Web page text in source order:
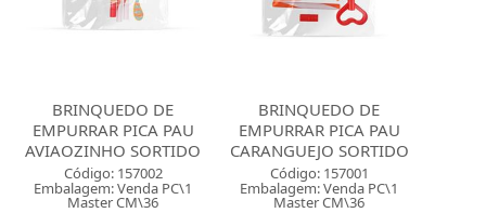
BRINQUEDO DE
EMPURRAR PICA PAU
AVIAOZINHO SORTIDO
Código: 157002
Embalagem: Venda PC\1
Master CM\36
BRINQUEDO DE
EMPURRAR PICA PAU
CARANGUEJO SORTIDO
Código: 157001
Embalagem: Venda PC\1
Master CM\36